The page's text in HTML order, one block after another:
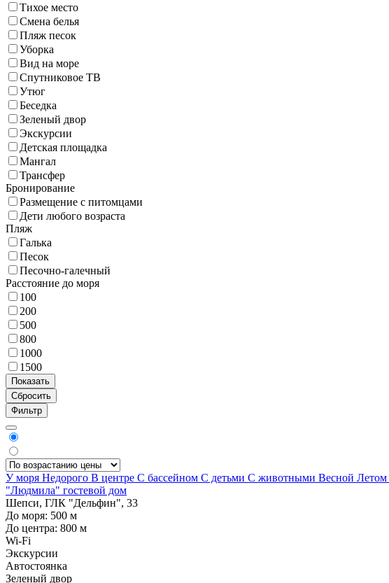
Тихое место
Смена белья
Пляж песок
Уборка
Вид на море
Спутниковое ТВ
Утюг
Беседка
Зеленый двор
Экскурсии
Детская площадка
Мангал
Трансфер
Бронирование
Размещение с питомцами
Дети любого возраста
Пляж
Галька
Песок
Песочно-галечный
Расстояние до моря
100
200
500
800
1000
1500
Фильтр
У моря Недорого В центре С бассейном С детьми С животными Весной Летом
"Людмила" гостевой дом
Шепси, ГЛК "Дельфин", 33
До моря: 500 м
До центра: 800 м
Wi-Fi
Экскурсии
Автостоянка
Зеленый двор